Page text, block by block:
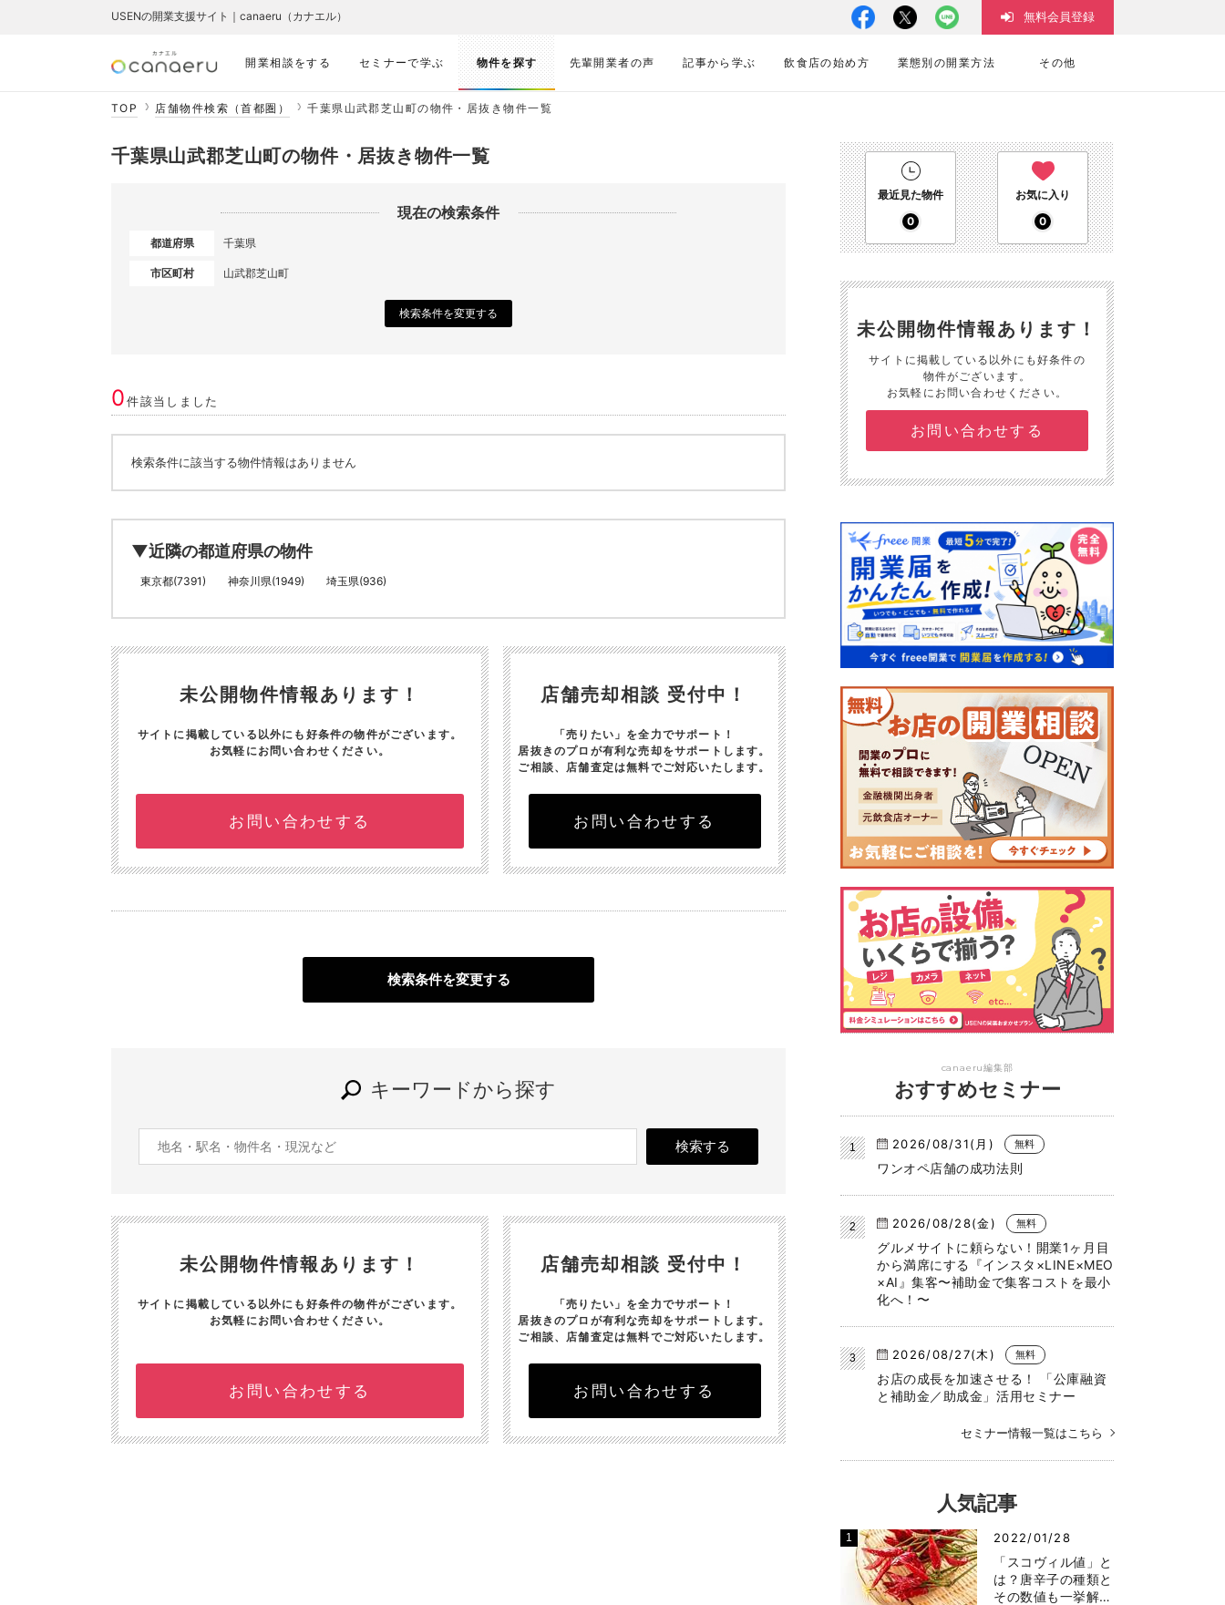
開業相談をする セミナーで学ぶ 物件を探す 先輩開業者の声 記事から学ぶ 飲食店の始め方 業態別の開業方法 その他
USENの開業支援サイト｜canaeru（カナエル） 無料会員登録
TOP 店舗物件検索（首都圏） 千葉県山武郡芝山町の物件・居抜き物件一覧
千葉県山武郡芝山町の物件・居抜き物件一覧
現在の検索条件
都道府県 千葉県
市区町村 山武郡芝山町
検索条件を変更する
0件該当しました
検索条件に該当する物件情報はありません
▼近隣の都道府県の物件
東京都(7391) 神奈川県(1949) 埼玉県(936)
未公開物件情報あります！
サイトに掲載している以外にも好条件の物件がございます。
お気軽にお問い合わせください。
お問い合わせする
店舗売却相談 受付中！
「売りたい」を全力でサポート！
居抜きのプロが有利な売却をサポートします。
ご相談、店舗査定は無料でご対応いたします。
お問い合わせする
検索条件を変更する
キーワードから探す
未公開物件情報あります！
サイトに掲載している以外にも好条件の物件がございます。
お気軽にお問い合わせください。
お問い合わせする
店舗売却相談 受付中！
「売りたい」を全力でサポート！
居抜きのプロが有利な売却をサポートします。
ご相談、店舗査定は無料でご対応いたします。
お問い合わせする
最近見た物件
0
お気に入り
0
未公開物件情報あります！
サイトに掲載している以外にも好条件の
物件がございます。
お気軽にお問い合わせください。
お問い合わせする
canaeru編集部
おすすめセミナー
2026/08/31(月) 無料
ワンオペ店舗の成功法則
2026/08/28(金) 無料
グルメサイトに頼らない！開業1ヶ月目
から満席にする『インスタ×LINE×MEO
×AI』集客〜補助金で集客コストを最小
化へ！〜
2026/08/27(木) 無料
お店の成長を加速させる！ 「公庫融資
と補助金／助成金」活用セミナー
セミナー情報一覧はこちら
人気記事
2022/01/28
「スコヴィル値」と
は？唐辛子の種類と
その数値も一挙解…